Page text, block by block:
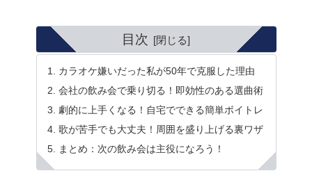
目次
カラオケ嫌いだった私が50年で克服した理由
会社の飲み会で乗り切る！即効性のある選曲術
劇的に上手くなる！自宅でできる簡単ボイトレ
歌が苦手でも大丈夫！周囲を盛り上げる裏ワザ
まとめ：次の飲み会は主役になろう！